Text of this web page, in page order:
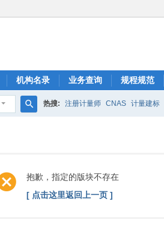
机构名录 业务查询 规程规范
热搜: 注册计量师 CNAS 计量建标
抱歉，指定的版块不存在
[ 点击这里返回上一页 ]